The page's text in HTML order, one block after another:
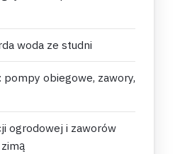
woda ze studni
pompy obiegowe, zawory,
ogrodowej i zaworów